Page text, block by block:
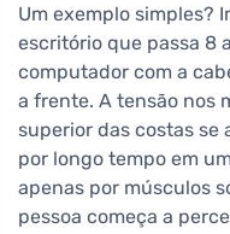
Um exemplo simples?
escritório que passa 8
computador com a
a frente. A tensão nos
superior das costas se
por longo tempo em
apenas por músculos
pessoa começa a